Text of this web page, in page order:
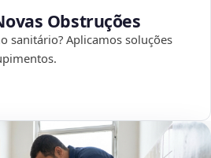
Obstruções
sanitário? Aplicamos soluções